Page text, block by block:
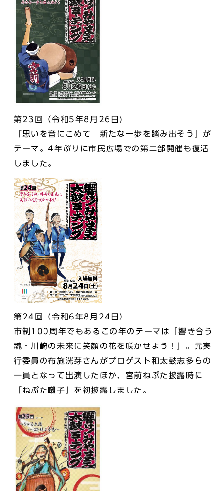
第23回（令和5年8月26日)
「思いを音にこめて 新たな一歩を踏み出そう」が
テーマ。4年ぶりに市民広場での第二部開催も復活
しました。
第24回（令和6年8月24日）
市制100周年でもあるこの年のテーマは「響き合う
魂‐川崎の未来に笑顔の花を咲かせよう！」。元実
行委員の布施洸芽さんがプロゲスト和太鼓志多らの
一員となって出演したほか、宮前ねぷた披露時に
「ねぷた囃子」を初披露しました。